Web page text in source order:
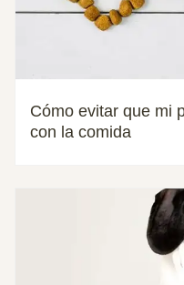
Cómo evitar que mi
con la comida